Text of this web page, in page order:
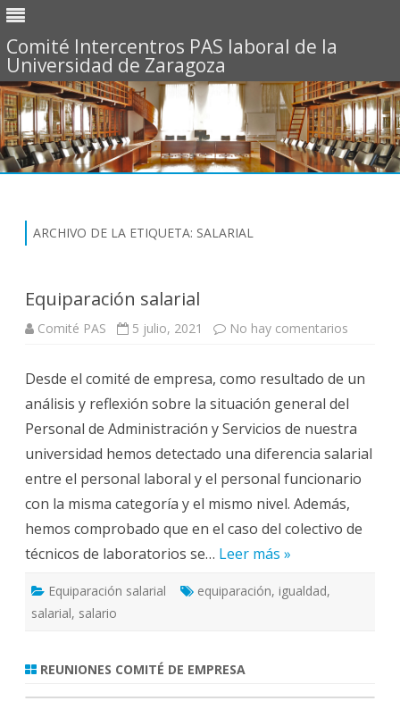
Comité Intercentros PAS laboral de la
Universidad de Zaragoza
ARCHIVO DE LA ETIQUETA: SALARIAL
Equiparación salarial
Comité PAS 5 julio, 2021 No hay comentarios
u
r
c
ó
s
a
l
Desde el comité de empresa, como resultado de un
análisis y reflexión sobre la situación general del
Personal de Administración y Servicios de nuestra
universidad hemos detectado una diferencia salarial
entre el personal laboral y el personal funcionario
con la misma categoría y el mismo nivel. Además,
hemos comprobado que en el caso del colectivo de
técnicos de laboratorios se… Leer más »
Equiparación salarial equiparación, igualdad,
salarial, salario
REUNIONES COMITÉ DE EMPRESA